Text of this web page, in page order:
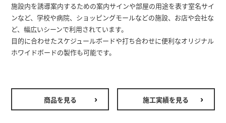
施設内を誘導案内するための案内サインや部屋の用途を表す室名サイ
ンなど、学校や病院、ショッピングモールなどの施設、お店や会社な
ど、幅広いシーンで利用されています。
目的に合わせたスケジュールボードや打ち合わせに便利なオリジナル
ホワイドボードの製作も可能です。
商品を見る 施工実績を見る